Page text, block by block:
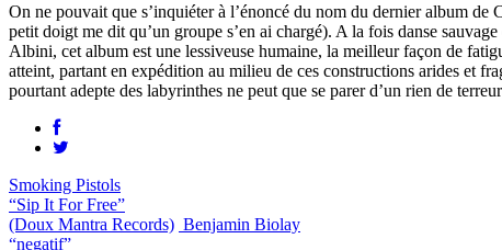
On ne pouvait que s’inquiéter à l’énoncé du nom du dernier album
petit doigt me dit qu’un groupe s’en ai chargé). A la fois danse
Albini, cet album est une lessiveuse humaine, la meilleur façon de
atteint, partant en expédition au milieu de ces constructions arides et
pourtant adepte des labyrinthes ne peut que se parer d’un rien de
Smoking Pistols
“Sip It For Free”
(Doux Mantra Records) Benjamin Biolay
“negatif”